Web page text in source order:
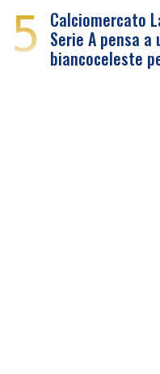
5 Calciomercato
Serie A pensa a
biancoceleste